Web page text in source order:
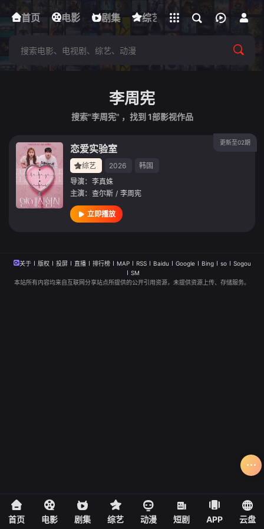
首页 电影 剧集 综艺 动漫 短剧
下载客户端
立即登录
李周宪
搜索"李周宪" ，找到 1部影视作品
更新至02期
恋爱实验室
综艺 2026
韩国
导演： 李真姝
主演： 查尔斯 / 李周宪
立即播放
关于 版权 投屏 直播 排行榜 MAP RSS Baidu Google Bing so
Sogou
SM
本站所有内容均来自互联网分享站点所提供的公开引用资源，未提供资源上传、存储服务。
首页 电影 剧集 综艺 动漫 短剧 APP 云盘